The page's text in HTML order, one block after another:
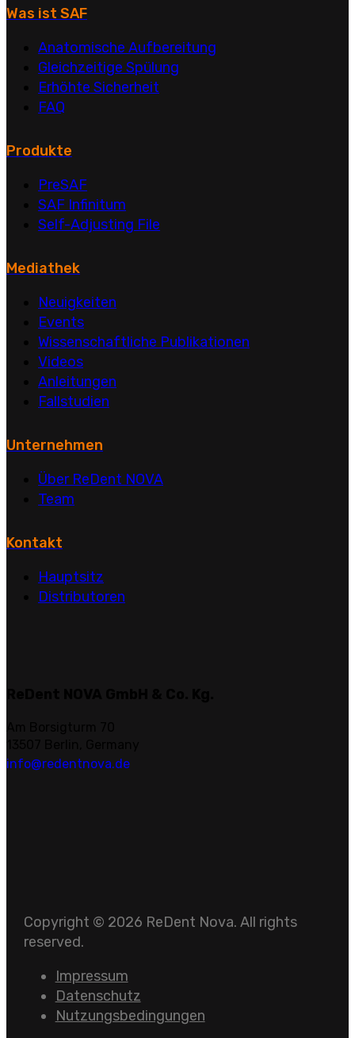
Was ist SAF
Anatomische Aufbereitung
Gleichzeitige Spülung
Erhöhte Sicherheit
FAQ
Produkte
PreSAF
SAF Infinitum
Self-Adjusting File
Mediathek
Neuigkeiten
Events
Wissenschaftliche Publikationen
Videos
Anleitungen
Fallstudien
Unternehmen
Über ReDent NOVA
Team
Kontakt
Hauptsitz
Distributoren
info@redentnova.de
Copyright © 2026 ReDent Nova. All rights
reserved.
Impressum
Datenschutz
Nutzungsbedingungen